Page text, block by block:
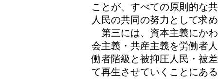
ことが、すべての原則的な
人民の共同の努力として求
第三には、資本主義にか
会主義・共産主義を労働者
働者階級と被抑圧人民・被
て再生させていくことにあ